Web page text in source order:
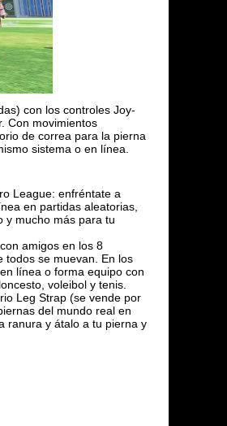
con los controles Joy-
Con movimientos
de correa para la pierna
sistema o en línea.
League: enfréntate a
en partidas aleatorias,
y mucho más para tu
amigos en los 8
todos se muevan. En los
línea o forma equipo con
voleibol y tenis.
Leg Strap (se vende por
del mundo real en
ranura y átalo a tu pierna y